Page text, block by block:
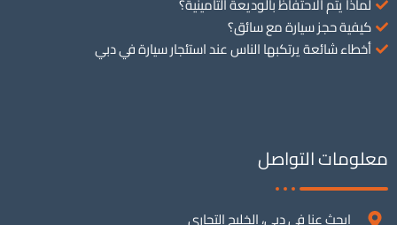
كيفية حجز سيارة مع سائق؟
أخطاء شائعة يرتكبها الناس عند استئجار سيارة في دبي
معلومات التواصل
ابحث عنا في دبي، الخليج التجاري